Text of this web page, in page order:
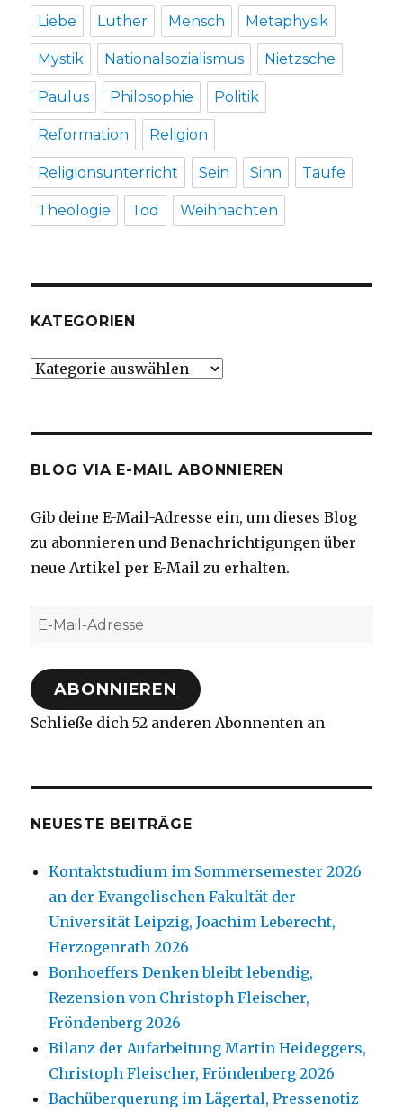
Liebe Luther Mensch Metaphysik
Mystik Nationalsozialismus Nietzsche
Paulus Philosophie Politik
Reformation Religion
Religionsunterricht Sein Sinn Taufe
Theologie Tod Weihnachten
KATEGORIEN
Kategorien
BLOG VIA E-MAIL ABONNIEREN
Gib deine E-Mail-Adresse ein, um dieses Blog
zu abonnieren und Benachrichtigungen über
neue Artikel per E-Mail zu erhalten.
E-
Mail-
Adresse
ABONNIEREN
Schließe dich 52 anderen Abonnenten an
NEUESTE BEITRÄGE
Kontaktstudium im Sommersemester 2026
an der Evangelischen Fakultät der
Universität Leipzig, Joachim Leberecht,
Herzogenrath 2026
Bonhoeffers Denken bleibt lebendig,
Rezension von Christoph Fleischer,
Fröndenberg 2026
Bilanz der Aufarbeitung Martin Heideggers,
Christoph Fleischer, Fröndenberg 2026
Bachüberquerung im Lägertal, Pressenotiz